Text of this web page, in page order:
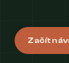
Začít